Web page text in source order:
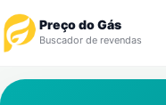
Preço do Gás
Buscador de revendas